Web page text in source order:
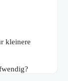
kleinere